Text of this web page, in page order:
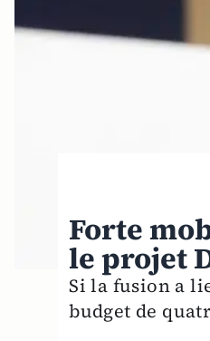
Forte
le projet
Si la fusion a
budget de